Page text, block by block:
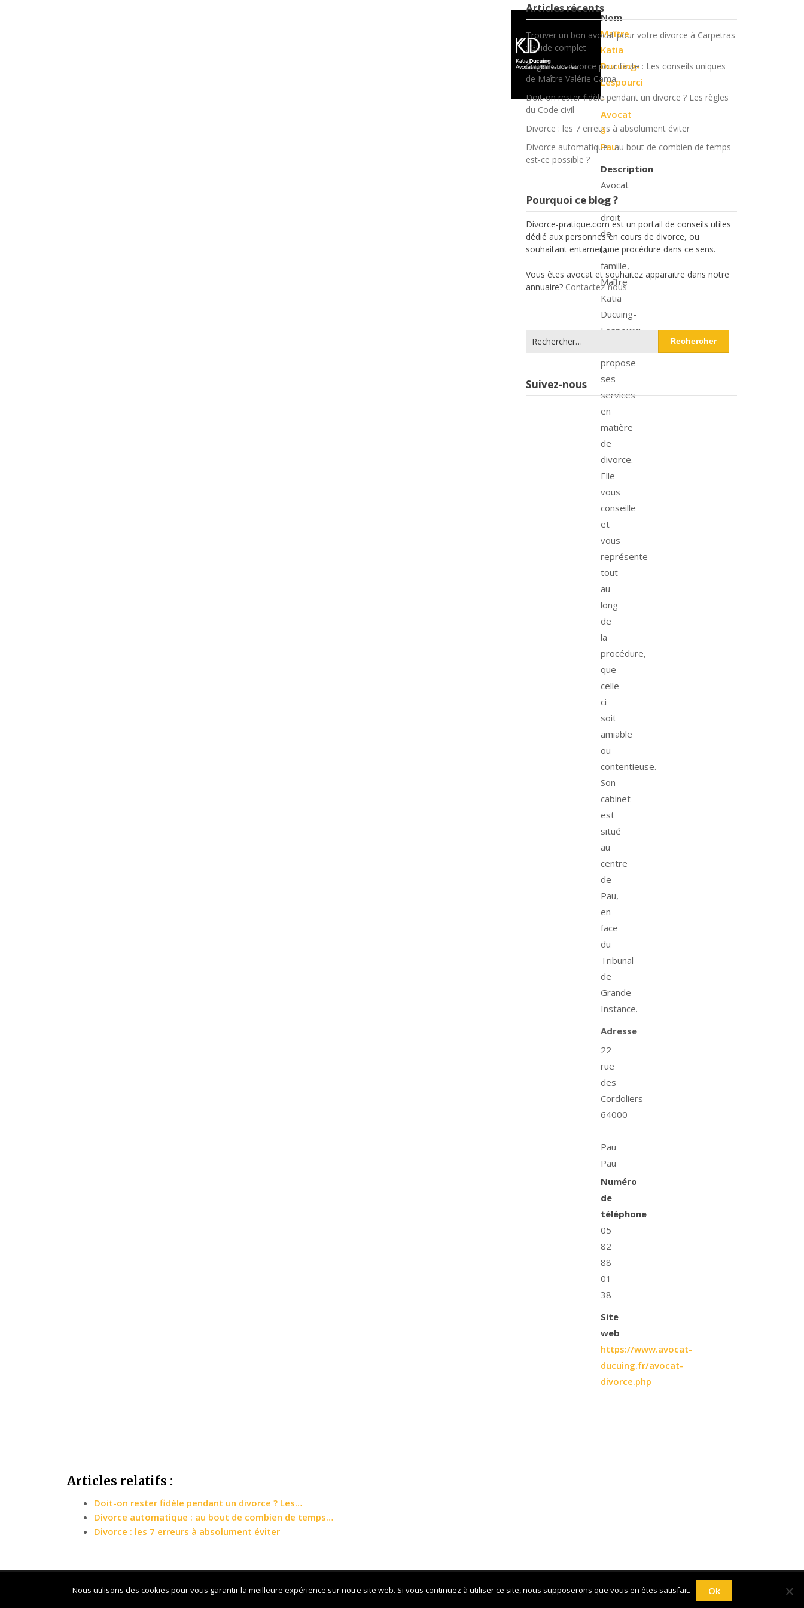
Nom
Maître
Katia
Ducuing-
Lespourci
–
Avocat
à
Pau
Description
Avocat
en
droit
de
la
famille,
Maître
Katia
Ducuing-
Lespourci
propose
ses
services
en
matière
de
divorce.
Elle
vous
conseille
et
vous
représente
tout
au
long
de
la
procédure,
que
celle-
ci
soit
amiable
ou
contentieuse.
Son
cabinet
est
situé
au
centre
de
Pau,
en
face
du
Tribunal
de
Grande
Instance.
Adresse
22
rue
des
Cordoliers
64000
-
Pau
Pau
Numéro
de
téléphone
05
82
88
01
38
Site
web
https://www.avocat-
ducuing.fr/avocat-
divorce.php
Articles relatifs :
Doit-on rester fidèle pendant un divorce ? Les…
Divorce automatique : au bout de combien de temps…
Divorce : les 7 erreurs à absolument éviter
Articles récents
Trouver un bon avocat pour votre divorce à Carpetras
: Guide complet
Gagner un divorce pour faute : Les conseils uniques
de Maître Valérie Cama
Doit-on rester fidèle pendant un divorce ? Les règles
du Code civil
Divorce : les 7 erreurs à absolument éviter
Divorce automatique : au bout de combien de temps
est-ce possible ?
Pourquoi ce blog ?
Divorce-pratique.com est un portail de conseils utiles
dédié aux personnes en cours de divorce, ou
souhaitant entamer une procédure dans ce sens.
Vous êtes avocat et souhaitez apparaitre dans notre
annuaire? Contactez-nous
Rechercher :
Suivez-nous
CopyrightDivorce Pratique – Le blog des informations utiles sur le divorce. All rights reserved.| Powered byWriters Blogily Theme
Nous utilisons des cookies pour vous garantir la meilleure expérience sur notre site web. Si vous continuez à utiliser ce site, nous supposerons que vous en êtes satisfait. Ok